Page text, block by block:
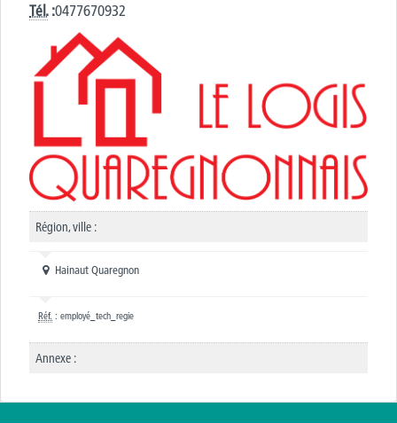
Tél.:0477670932
Région, ville :
Hainaut Quaregnon
Réf. : employé_tech_regie
Annexe :